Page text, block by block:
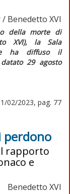
Benedetto XVI
della morte di
XVI), la Sala
ha diffuso il
29 agosto
02/2023, pag. 77
perdono
rapporto
e
Benedetto XVI